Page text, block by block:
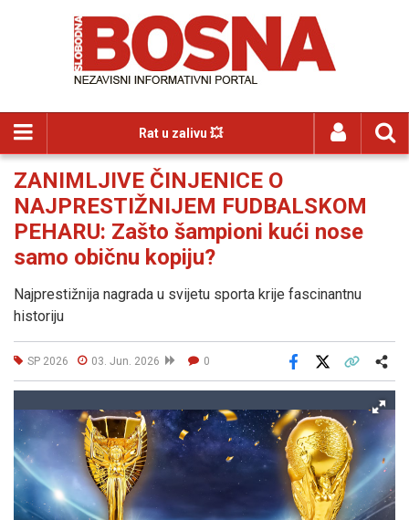
Rat u zalivu 💥
ZANIMLJIVE ČINJENICE O
NAJPRESTIŽNIJEM FUDBALSKOM
PEHARU: Zašto šampioni kući nose
samo običnu kopiju?
Najprestižnija nagrada u svijetu sporta krije fascinantnu
historiju
SP 2026 03. Jun. 2026 0
Facebook